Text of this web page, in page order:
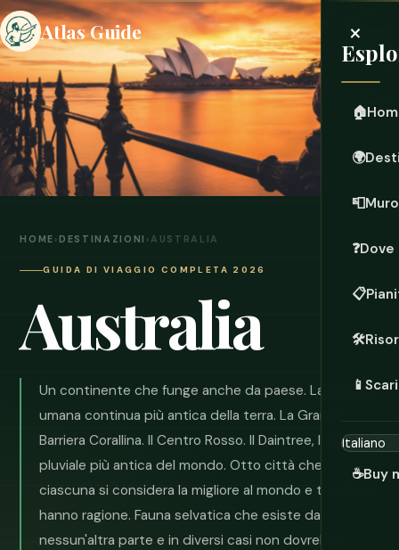
Atlas Guide ×
🏠
🌍
📮
❓Dove
📋
🛠️
📱
☕Buy
HOME ›DESTINAZIONI ›AUSTRALIA
GUIDA DI VIAGGIO COMPLETA 2026
Australia
Un continente che funge anche da paese. La cultura
umana continua più antica della terra. La Grande
Barriera Corallina. Il Centro Rosso. Il Daintree, la foresta
pluviale più antica del mondo. Otto città che
ciascuna si considera la migliore al mondo e tre di loro
hanno ragione. Fauna selvatica che esiste da
nessun'altra parte e in diversi casi non dovrebbe